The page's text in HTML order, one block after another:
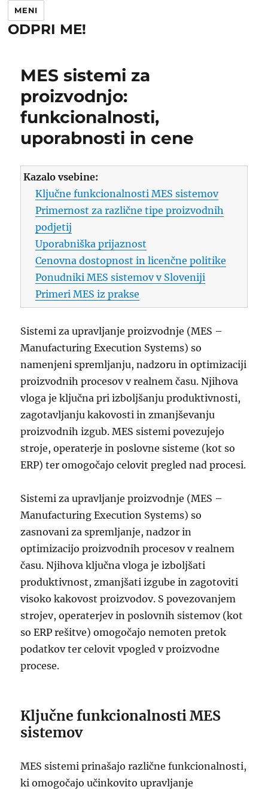
ODPRI ME!
MENI
MES sistemi za
proizvodnjo:
funkcionalnosti,
uporabnosti in cene
Kazalo vsebine:
Ključne funkcionalnosti MES sistemov
Primernost za različne tipe proizvodnih
podjetij
Uporabniška prijaznost
Cenovna dostopnost in licenčne politike
Ponudniki MES sistemov v Sloveniji
Primeri MES iz prakse
Sistemi za upravljanje proizvodnje (MES –
Manufacturing Execution Systems) so
namenjeni spremljanju, nadzoru in optimizaciji
proizvodnih procesov v realnem času. Njihova
vloga je ključna pri izboljšanju produktivnosti,
zagotavljanju kakovosti in zmanjševanju
proizvodnih izgub. MES sistemi povezujejo
stroje, operaterje in poslovne sisteme (kot so
ERP) ter omogočajo celovit pregled nad procesi.
Sistemi za upravljanje proizvodnje (MES –
Manufacturing Execution Systems) so
zasnovani za spremljanje, nadzor in
optimizacijo proizvodnih procesov v realnem
času. Njihova ključna vloga je izboljšati
produktivnost, zmanjšati izgube in zagotoviti
visoko kakovost proizvodov. S povezovanjem
strojev, operaterjev in poslovnih sistemov (kot
so ERP rešitve) omogočajo nemoten pretok
podatkov ter celovit vpogled v proizvodne
procese.
Ključne funkcionalnosti MES
sistemov
MES sistemi prinašajo različne funkcionalnosti,
ki omogočajo učinkovito upravljanje